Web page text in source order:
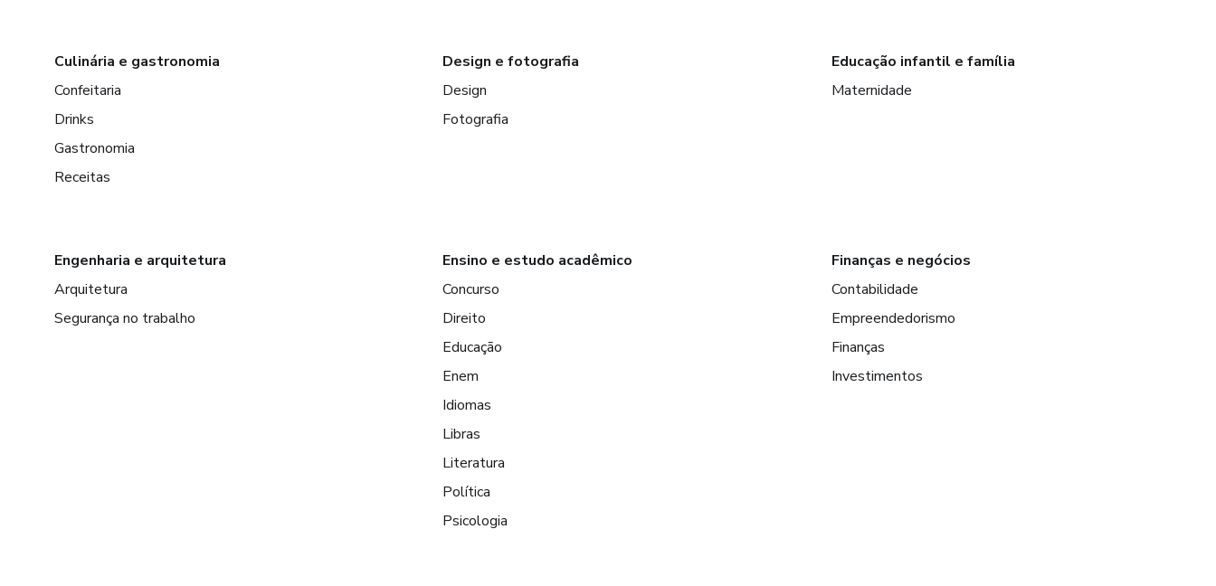
Culinária e gastronomia
Confeitaria
Drinks
Gastronomia
Receitas
Design e fotografia
Design
Fotografia
Educação infantil e família
Maternidade
Engenharia e arquitetura
Arquitetura
Segurança no trabalho
Ensino e estudo acadêmico
Concurso
Direito
Educação
Enem
Idiomas
Libras
Literatura
Política
Psicologia
Finanças e negócios
Contabilidade
Empreendedorismo
Finanças
Investimentos